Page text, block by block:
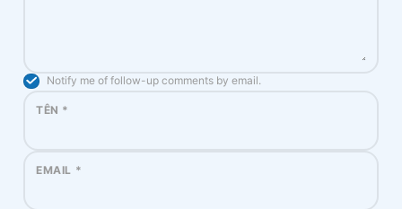
Notify me of follow-up comments by email.
TÊN *
EMAIL *